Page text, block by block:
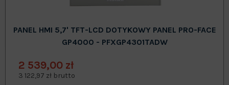
PANEL HMI 5,7' TFT-LCD DOTYKOWY PANEL PRO-FACE
GP4000 - PFXGP4301TADW
2 539,00 zł
3 122,97 zł brutto